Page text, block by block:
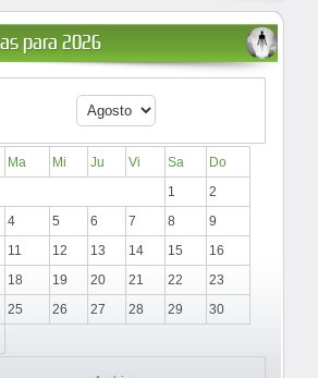
para 2026
Ma Mi Ju Vi Sa
Do
1
2
4 5 6 7 8
9
11 12 13 14 15
16
18 19 20 21 22
23
25 26 27 28 29
30